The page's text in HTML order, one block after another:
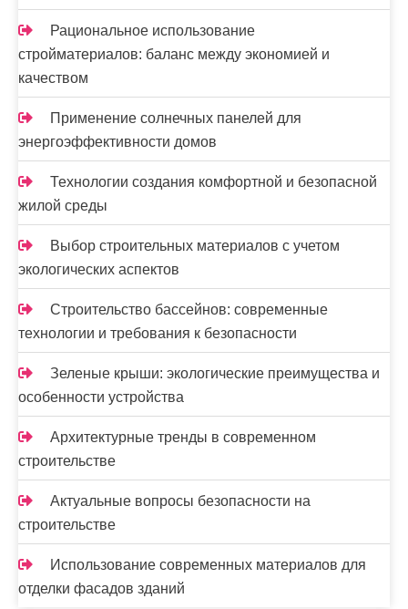
Рациональное использование
стройматериалов: баланс между экономией и
качеством
Применение солнечных панелей для
энергоэффективности домов
Технологии создания комфортной и безопасной
жилой среды
Выбор строительных материалов с учетом
экологических аспектов
Строительство бассейнов: современные
технологии и требования к безопасности
Зеленые крыши: экологические преимущества и
особенности устройства
Архитектурные тренды в современном
строительстве
Актуальные вопросы безопасности на
строительстве
Использование современных материалов для
отделки фасадов зданий